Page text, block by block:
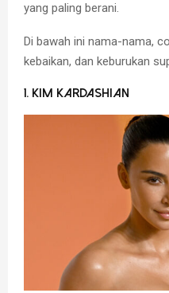
yang paling berani.
Di bawah ini nama-nama,
kebaikan, dan keburukan
1. Kim Kardashian